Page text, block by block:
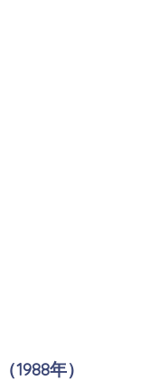
1988年）